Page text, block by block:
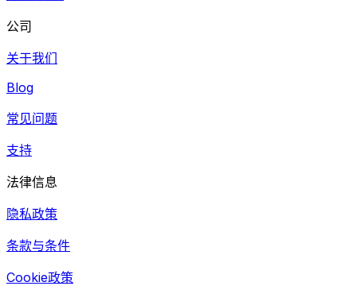
公司
关于我们
Blog
常见问题
支持
法律信息
隐私政策
条款与条件
Cookie政策